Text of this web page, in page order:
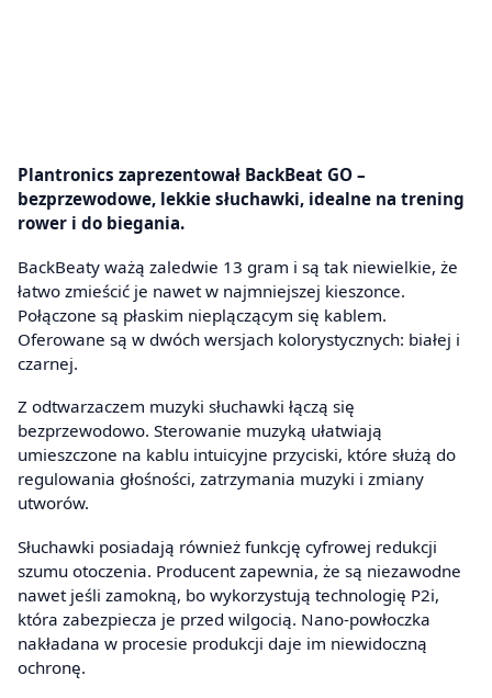
Plantronics zaprezentował BackBeat GO –
bezprzewodowe, lekkie słuchawki, idealne na trening
rower i do biegania.
BackBeaty ważą zaledwie 13 gram i są tak niewielkie, że
łatwo zmieścić je nawet w najmniejszej kieszonce.
Połączone są płaskim nieplączącym się kablem.
Oferowane są w dwóch wersjach kolorystycznych: białej i
czarnej.
Z odtwarzaczem muzyki słuchawki łączą się
bezprzewodowo. Sterowanie muzyką ułatwiają
umieszczone na kablu intuicyjne przyciski, które służą do
regulowania głośności, zatrzymania muzyki i zmiany
utworów.
Słuchawki posiadają również funkcję cyfrowej redukcji
szumu otoczenia. Producent zapewnia, że są niezawodne
nawet jeśli zamokną, bo wykorzystują technologię P2i,
która zabezpiecza je przed wilgocią. Nano-powłoczka
nakładana w procesie produkcji daje im niewidoczną
ochronę.